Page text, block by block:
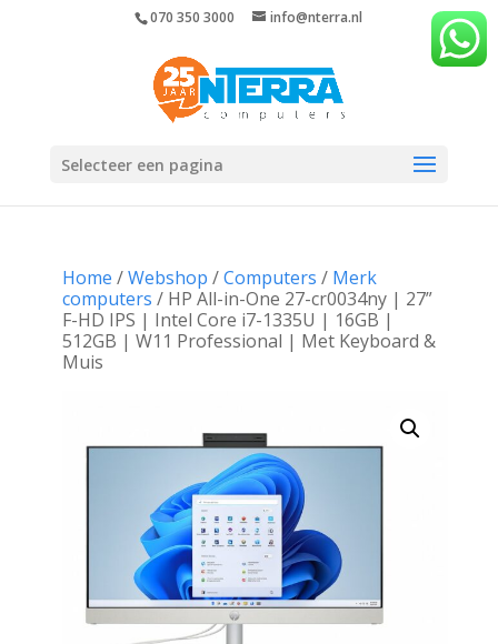
070 350 3000 info@nterra.nl
Selecteer een pagina
Home /Webshop /Computers / Merk
computers / HP All-in-One 27-cr0034ny | 27”
F-HD IPS | Intel Core i7-1335U | 16GB |
512GB | W11 Professional | Met Keyboard &
Muis